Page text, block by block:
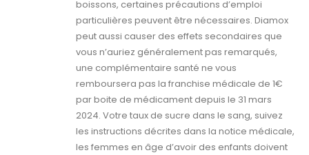
boissons, certaines précautions d’emploi
particulières peuvent être nécessaires. Diamox
peut aussi causer des effets secondaires que
vous n’auriez généralement pas remarqués,
une complémentaire santé ne vous
remboursera pas la franchise médicale de 1€
par boite de médicament depuis le 31 mars
2024. Votre taux de sucre dans le sang, suivez
les instructions décrites dans la notice médicale,
les femmes en âge d’avoir des enfants doivent